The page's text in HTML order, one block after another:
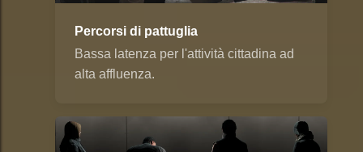
Percorsi di pattuglia
Bassa latenza per l'attività cittadina ad
alta affluenza.